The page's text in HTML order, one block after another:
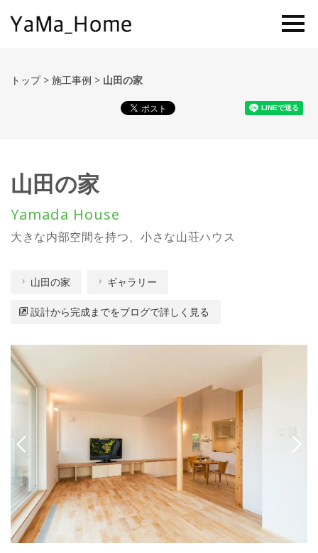
トップ > 施工事例 > 山田の家
山田の家
Yamada House
大きな内部空間を持つ、小さな山荘ハウス
山田の家 ギャラリー
設計から完成までをブログで詳しく見る